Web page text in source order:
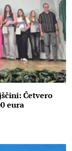
Četvero
eura